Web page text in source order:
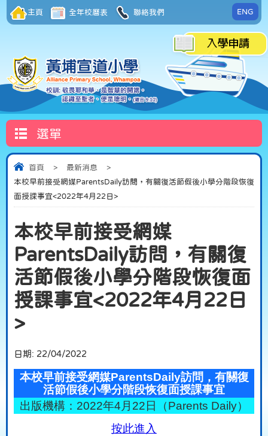
主頁 全年校曆表 聯絡我們 ENG
選單
首頁 > 最新消息
>
本校早前接受網媒ParentsDaily訪問，有關復活節假後小學分階段恢復
面授課事宜<2022年4月22日>
本校早前接受網媒
ParentsDaily訪問，有關復
活節假後小學分階段恢復面
授課事宜<2022年4月22日
>
日期: 22/04/2022
本校早前接受網媒ParentsDaily訪問，有關復
活節假後小學分階段恢復面授課事宜
出版機構：2022年4月22日（Parents Daily）
按此進入